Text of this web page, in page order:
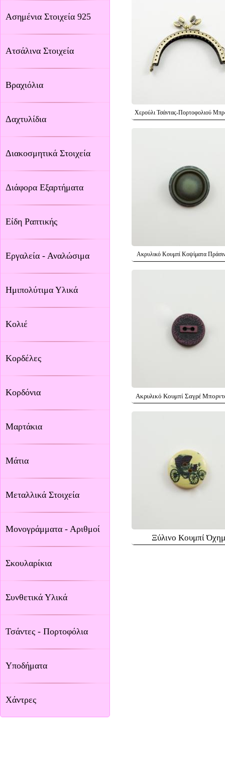
Ασημένια Στοιχεία 925
Ατσάλινα Στοιχεία
Βραχιόλια
Δαχτυλίδια
Διακοσμητικά Στοιχεία
Διάφορα Εξαρτήματα
Είδη Ραπτικής
Εργαλεία - Αναλώσιμα
Ημιπολύτιμα Υλικά
Κολιέ
Κορδέλες
Κορδόνια
Μαρτάκια
Μάτια
Μεταλλικά Στοιχεία
Μονογράμματα - Αριθμοί
Σκουλαρίκια
Συνθετικά Υλικά
Τσάντες - Πορτοφόλια
Υποδήματα
Χάντρες
Χερούλι Τσάντας-Πορτοφολιού
Ακρυλικό Κουμπί Κοψίματα
Ακρυλικό Κουμπί Σαγρέ
Ξύλινο Κουμπί